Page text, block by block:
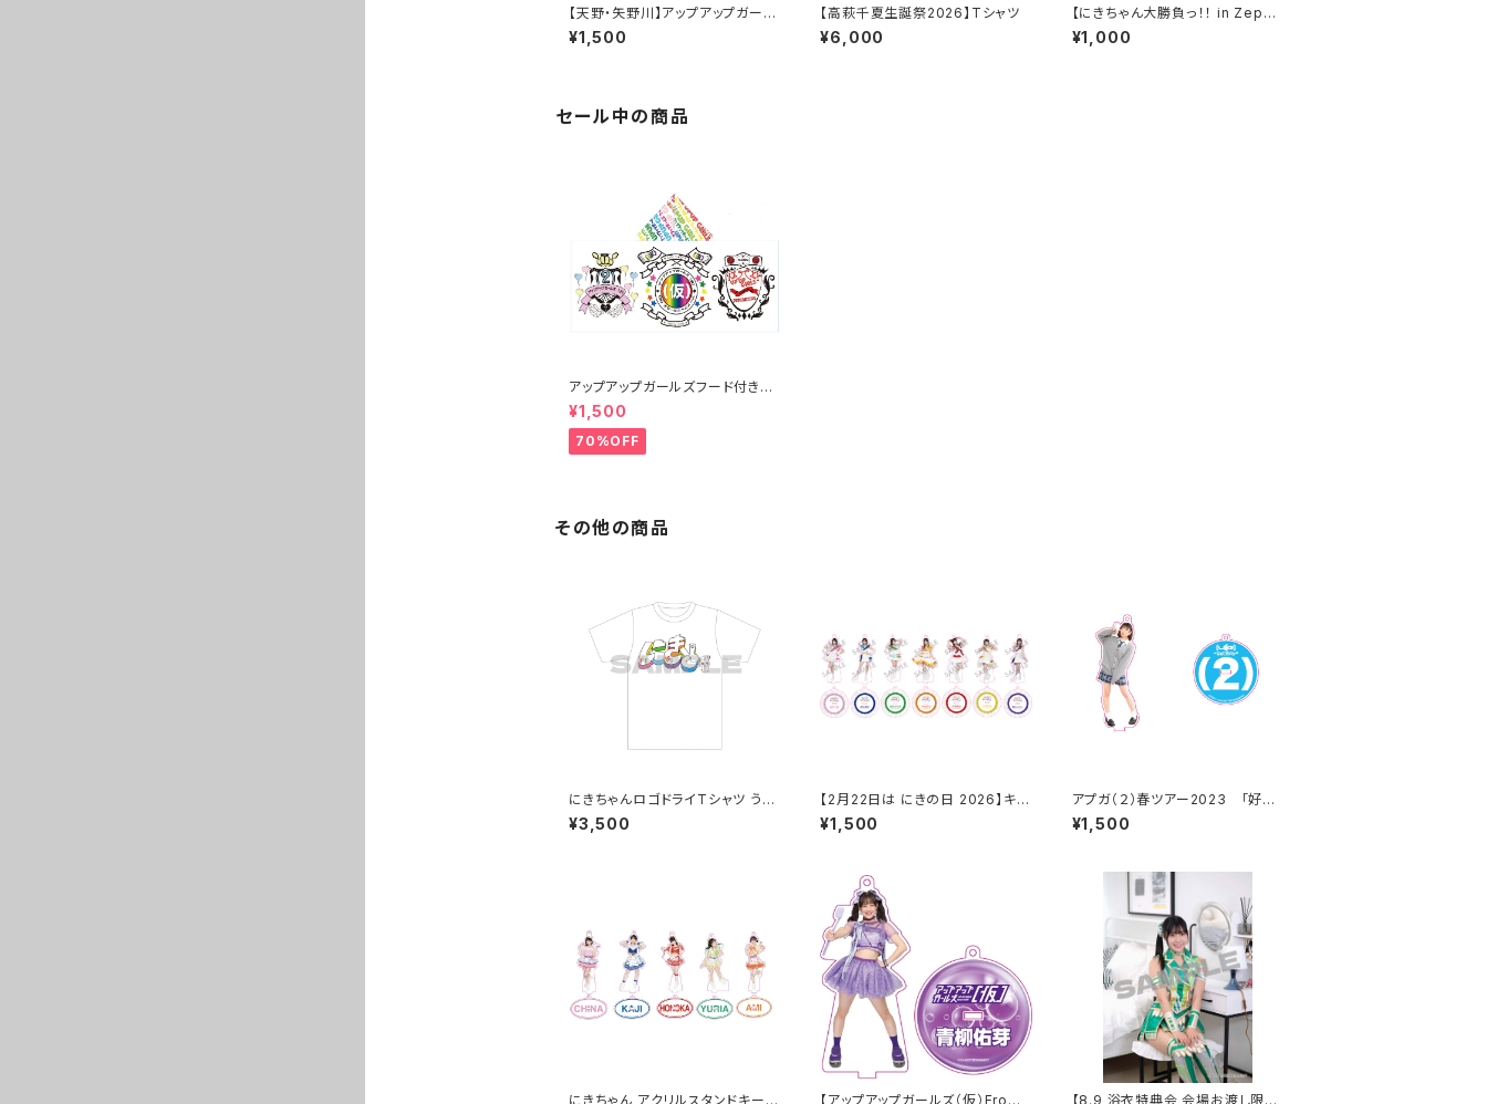
【天野・矢野川】アップアップガール
ズ（２） アクリルスタンドキーホル
ダー
¥1,500
【高萩千夏生誕祭2026】Tシャツ
¥6,000
【にきちゃん大勝負っ！！ in Zepp
DiverCity】にきちゃん新体制スタ
ンド缶バッジ
¥1,000
セール中の商品
アップアップガールズフード付きタ
オル
¥1,500
70%OFF
その他の商品
にきちゃんロゴドライTシャツ うさ
ぎさんver.
¥3,500
【2月22日は にきの日 2026】キラ
プリ アクリルスタンドキーホルダ
ー
¥1,500
アプガ（２）春ツアー2023 「好き
な人の好きな人」制服アクキー
¥1,500
にきちゃん アクリルスタンドキーホ 【アップアップガールズ（仮）From 【8.9 浴衣特典会 会場お渡し限